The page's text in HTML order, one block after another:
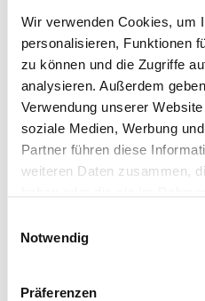
Wir verwenden Cookies, um
personalisieren, Funktionen
zu können und die Zugriffe
analysieren. Außerdem
Verwendung unserer
soziale Medien, Werbung
Partner führen diese
weiteren Daten zusammen,
Notwendig
Präferenzen
2315 kg
Frontantrieb
Nein
Ausstattung
Standheizung